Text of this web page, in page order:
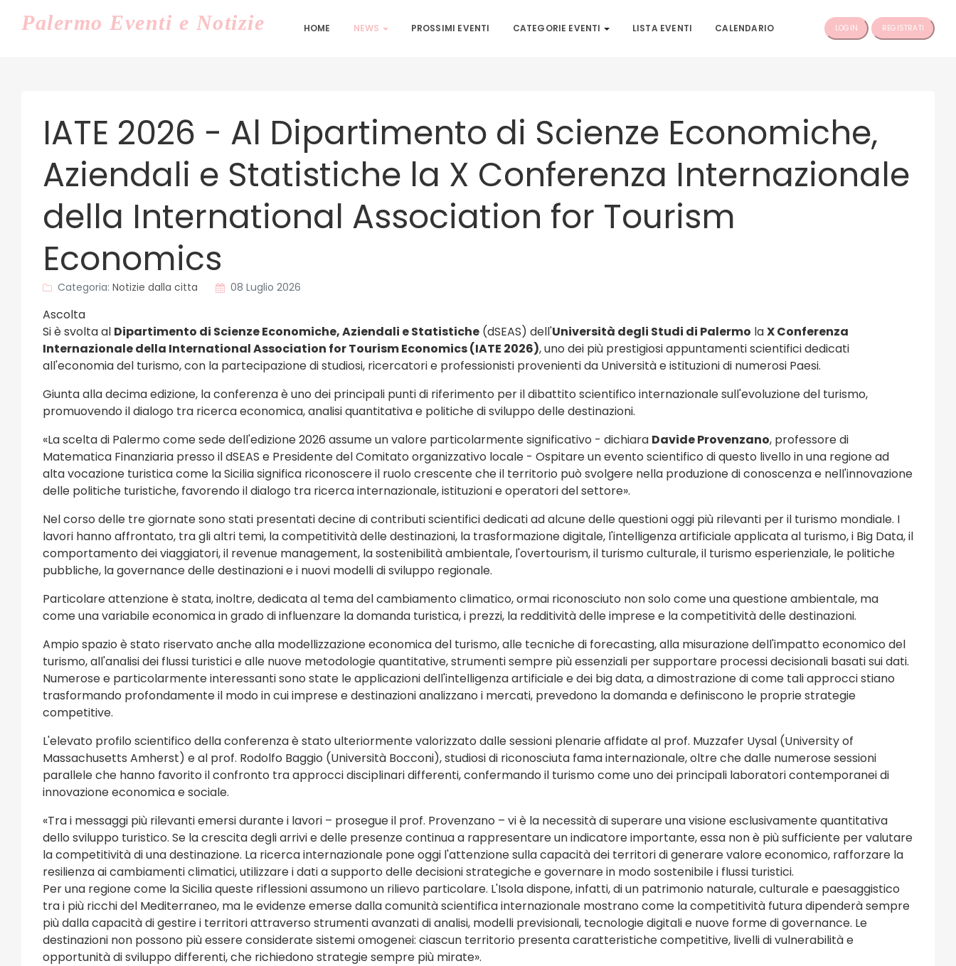
Palermo Eventi e Notizie HOME NEWS PROSSIMI EVENTI CATEGORIE EVENTI LISTA EVENTI CALENDARIO LOGIN REGISTRATI
IATE 2026 - Al Dipartimento di Scienze Economiche,
Aziendali e Statistiche la X Conferenza Internazionale
della International Association for Tourism
Economics
Categoria: Notizie dalla citta 08 Luglio 2026
Ascolta
Si è svolta al Dipartimento di Scienze Economiche, Aziendali e Statistiche (dSEAS) dell'Università degli Studi di Palermo laX Conferenza
Internazionale della International Association for Tourism Economics (IATE 2026), uno dei più prestigiosi appuntamenti scientifici dedicati
all'economia del turismo, con la partecipazione di studiosi, ricercatori e professionisti provenienti da Università e istituzioni di numerosi Paesi.
Giunta alla decima edizione, la conferenza è uno dei principali punti di riferimento per il dibattito scientifico internazionale sull'evoluzione del turismo,
promuovendo il dialogo tra ricerca economica, analisi quantitativa e politiche di sviluppo delle destinazioni.
«La scelta di Palermo come sede dell'edizione 2026 assume un valore particolarmente significativo - dichiara Davide Provenzano, professore di
Matematica Finanziaria presso il dSEAS e Presidente del Comitato organizzativo locale - Ospitare un evento scientifico di questo livello in una regione ad
alta vocazione turistica come la Sicilia significa riconoscere il ruolo crescente che il territorio può svolgere nella produzione di conoscenza e nell'innovazione
delle politiche turistiche, favorendo il dialogo tra ricerca internazionale, istituzioni e operatori del settore».
Nel corso delle tre giornate sono stati presentati decine di contributi scientifici dedicati ad alcune delle questioni oggi più rilevanti per il turismo mondiale. I
lavori hanno affrontato, tra gli altri temi, la competitività delle destinazioni, la trasformazione digitale, l'intelligenza artificiale applicata al turismo, i Big Data, il
comportamento dei viaggiatori, il revenue management, la sostenibilità ambientale, l'overtourism, il turismo culturale, il turismo esperienziale, le politiche
pubbliche, la governance delle destinazioni e i nuovi modelli di sviluppo regionale.
Particolare attenzione è stata, inoltre, dedicata al tema del cambiamento climatico, ormai riconosciuto non solo come una questione ambientale, ma
come una variabile economica in grado di influenzare la domanda turistica, i prezzi, la redditività delle imprese e la competitività delle destinazioni.
Ampio spazio è stato riservato anche alla modellizzazione economica del turismo, alle tecniche di forecasting, alla misurazione dell'impatto economico del
turismo, all'analisi dei flussi turistici e alle nuove metodologie quantitative, strumenti sempre più essenziali per supportare processi decisionali basati sui dati.
Numerose e particolarmente interessanti sono state le applicazioni dell'intelligenza artificiale e dei big data, a dimostrazione di come tali approcci stiano
trasformando profondamente il modo in cui imprese e destinazioni analizzano i mercati, prevedono la domanda e definiscono le proprie strategie
competitive.
L'elevato profilo scientifico della conferenza è stato ulteriormente valorizzato dalle sessioni plenarie affidate al prof. Muzzafer Uysal (University of
Massachusetts Amherst) e al prof. Rodolfo Baggio (Università Bocconi), studiosi di riconosciuta fama internazionale, oltre che dalle numerose sessioni
parallele che hanno favorito il confronto tra approcci disciplinari differenti, confermando il turismo come uno dei principali laboratori contemporanei di
innovazione economica e sociale.
«Tra i messaggi più rilevanti emersi durante i lavori – prosegue il prof. Provenzano – vi è la necessità di superare una visione esclusivamente quantitativa
dello sviluppo turistico. Se la crescita degli arrivi e delle presenze continua a rappresentare un indicatore importante, essa non è più sufficiente per valutare
la competitività di una destinazione. La ricerca internazionale pone oggi l'attenzione sulla capacità dei territori di generare valore economico, rafforzare la
resilienza ai cambiamenti climatici, utilizzare i dati a supporto delle decisioni strategiche e governare in modo sostenibile i flussi turistici.
Per una regione come la Sicilia queste riflessioni assumono un rilievo particolare. L'Isola dispone, infatti, di un patrimonio naturale, culturale e paesaggistico
tra i più ricchi del Mediterraneo, ma le evidenze emerse dalla comunità scientifica internazionale mostrano come la competitività futura dipenderà sempre
più dalla capacità di gestire i territori attraverso strumenti avanzati di analisi, modelli previsionali, tecnologie digitali e nuove forme di governance. Le
destinazioni non possono più essere considerate sistemi omogenei: ciascun territorio presenta caratteristiche competitive, livelli di vulnerabilità e
opportunità di sviluppo differenti, che richiedono strategie sempre più mirate».